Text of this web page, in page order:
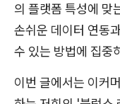
의 플랫폼 특성에 맞
손쉬운 데이터 연동
수 있는 방법에 집중
이번 글에서는 이커